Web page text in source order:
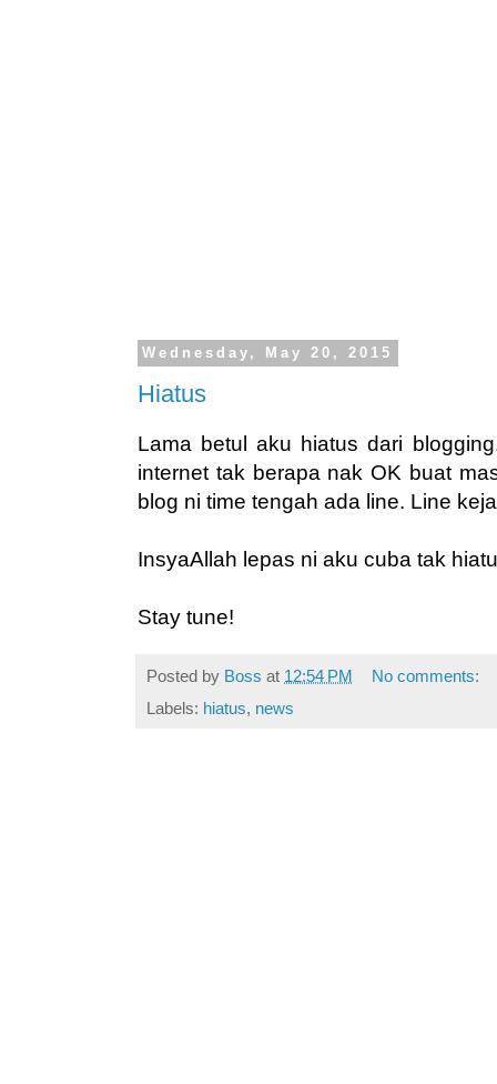
Wednesday, May 20, 2015
Hiatus
Lama betul aku hiatus dari
internet tak berapa nak OK buat
blog ni time tengah ada line. Line
InsyaAllah lepas ni aku cuba tak
Stay tune!
Posted by Boss at 12:54 PM
No comments:
Labels: hiatus, news